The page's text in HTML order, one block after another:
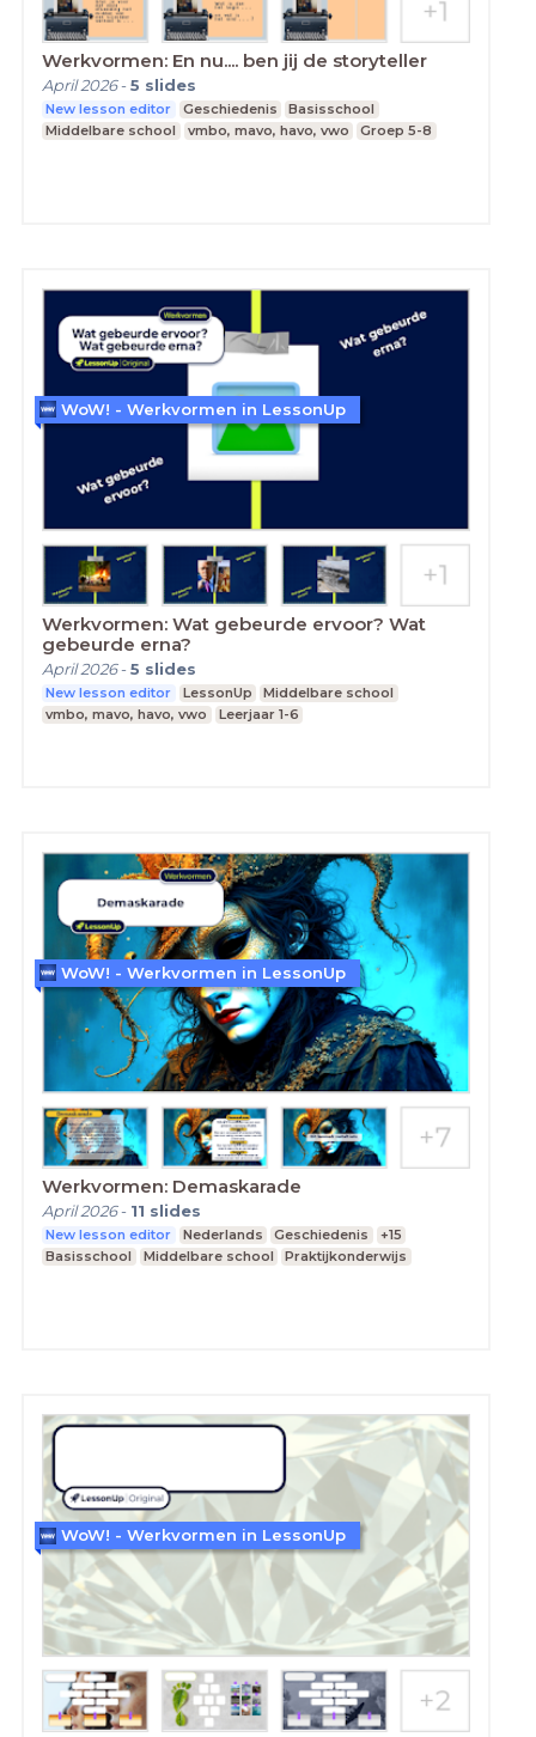
Werkvormen: En nu.... ben jij de storyteller
April 2026-5 slides
New lesson editor Geschiedenis
Basisschool
Middelbare school
vmbo, mavo, havo, vwo Groep 5-8
Werkvormen: Wat gebeurde ervoor? Wat
gebeurde erna?
April 2026-5 slides
New lesson editor LessonUp
Middelbare school
vmbo, mavo, havo, vwo
Leerjaar 1-6
WoW! - Werkvormen in LessonUp
Werkvormen: Demaskarade
April 2026- 11 slides
New lesson editor Nederlands Geschiedenis
+15
Basisschool
Middelbare school Praktijkonderwijs
WoW! - Werkvormen in LessonUp
WoW! - Werkvormen in LessonUp